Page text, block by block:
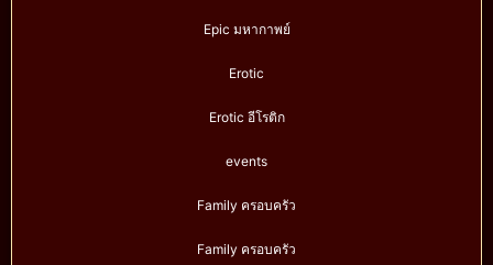
Epic มหากาพย์
Erotic
Erotic อีโรติก
events
Family ครอบครัว
Family ครอบครัว